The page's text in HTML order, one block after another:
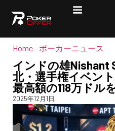
Home- ポーカーニュース
インドの雄Nishant
北・選手権イベン
最高額の118万ドル
2025年12月1日